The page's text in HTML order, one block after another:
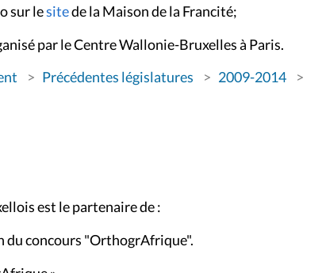
sur lesitede la Maison de la Francité;
par le Centre Wallonie-Bruxelles à Paris.
Précédentes législatures
2009-2014
est le partenaire de :
du concours "OrthogrAfrique".